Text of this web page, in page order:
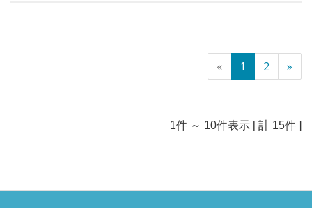
「規模」は数名から数百名まで、「業種」は、製造業、保
育園、病院、薬局、介護事業、障害福祉事業、ガソリンス
飲食業、運送業、コンサル業等多岐にわたります。
・リモートワークではありません。
« 1 2 »
1件 ～ 10件表示 [ 計 15件 ]